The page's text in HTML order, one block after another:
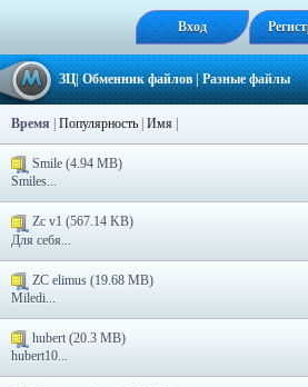
Вход
ЗЦ|Обменник файлов|Разные файлы
Время Популярность Имя
Smile (4.94 MB)
Smiles...
Zc v1 (567.14 KB)
Для себя...
ZC elimus (19.68 MB)
Miledi...
hubert (20.3 MB)
hubert10...